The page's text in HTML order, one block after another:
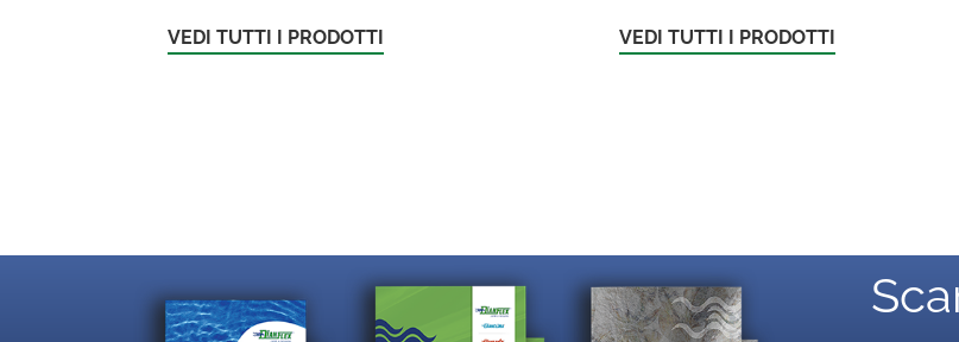
VEDI TUTTI I PRODOTTI VEDI TUTTI I PRODOTTI